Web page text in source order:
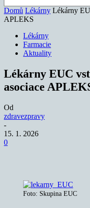
Domů Lékárny Lékárny
APLEKS
Lékárny
Farmacie
Aktuality
Lékárny EUC
asociace
Od
zdravezpravy
-
15. 1. 2026
0
Foto: Skupina EUC